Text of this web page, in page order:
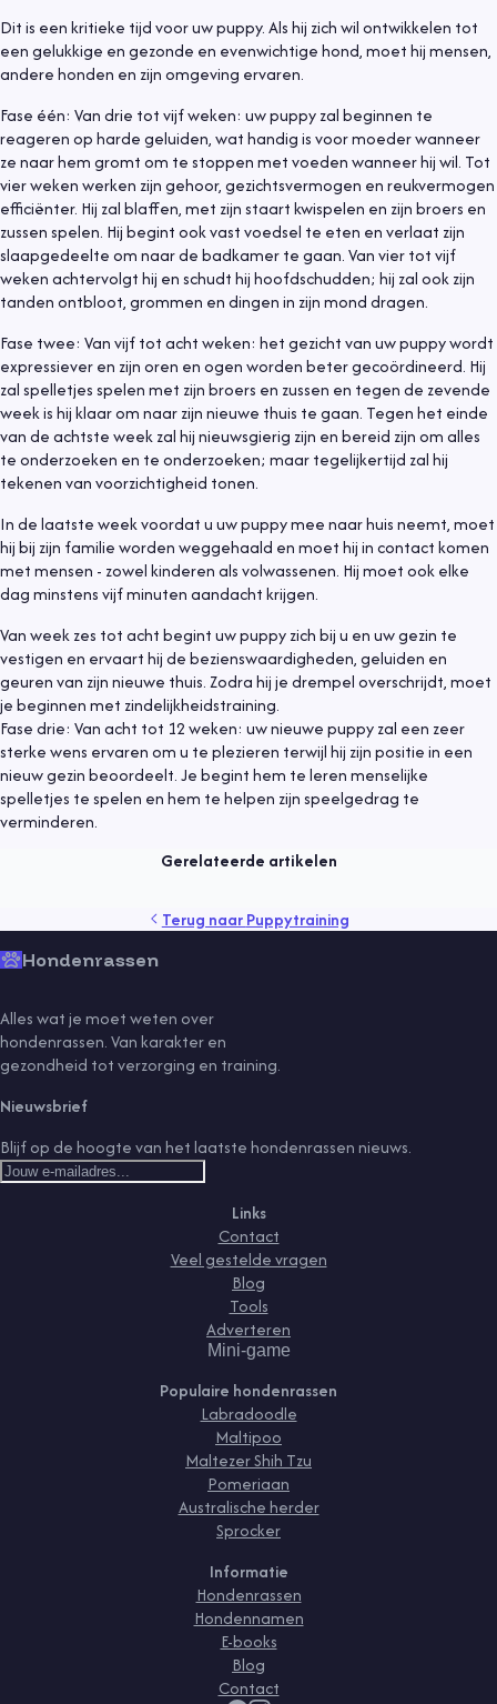
Dit is een kritieke tijd voor uw puppy. Als hij zich wil ontwikkelen tot
een gelukkige en gezonde en evenwichtige hond, moet hij mensen,
andere honden en zijn omgeving ervaren.
Fase één: Van drie tot vijf weken: uw puppy zal beginnen te
reageren op harde geluiden, wat handig is voor moeder wanneer
ze naar hem gromt om te stoppen met voeden wanneer hij wil. Tot
vier weken werken zijn gehoor, gezichtsvermogen en reukvermogen
efficiënter. Hij zal blaffen, met zijn staart kwispelen en zijn broers en
zussen spelen. Hij begint ook vast voedsel te eten en verlaat zijn
slaapgedeelte om naar de badkamer te gaan. Van vier tot vijf
weken achtervolgt hij en schudt hij hoofdschudden; hij zal ook zijn
tanden ontbloot, grommen en dingen in zijn mond dragen.
Fase twee: Van vijf tot acht weken: het gezicht van uw puppy wordt
expressiever en zijn oren en ogen worden beter gecoördineerd. Hij
zal spelletjes spelen met zijn broers en zussen en tegen de zevende
week is hij klaar om naar zijn nieuwe thuis te gaan. Tegen het einde
van de achtste week zal hij nieuwsgierig zijn en bereid zijn om alles
te onderzoeken en te onderzoeken; maar tegelijkertijd zal hij
tekenen van voorzichtigheid tonen.
In de laatste week voordat u uw puppy mee naar huis neemt, moet
hij bij zijn familie worden weggehaald en moet hij in contact komen
met mensen - zowel kinderen als volwassenen. Hij moet ook elke
dag minstens vijf minuten aandacht krijgen.
Van week zes tot acht begint uw puppy zich bij u en uw gezin te
vestigen en ervaart hij de bezienswaardigheden, geluiden en
geuren van zijn nieuwe thuis. Zodra hij je drempel overschrijdt, moet
je beginnen met zindelijkheidstraining.
Fase drie: Van acht tot 12 weken: uw nieuwe puppy zal een zeer
sterke wens ervaren om u te plezieren terwijl hij zijn positie in een
nieuw gezin beoordeelt. Je begint hem te leren menselijke
spelletjes te spelen en hem te helpen zijn speelgedrag te
verminderen.
Gerelateerde artikelen
Puppytraining 26 november 2023
Puppycursus: Alles over Gehoorzaamheidstraining
Terug naarPuppytraining
Hondenrassen
Alles wat je moet weten over
hondenrassen. Van karakter en
gezondheid tot verzorging en training.
Nieuwsbrief
Blijf op de hoogte van het laatste hondenrassen nieuws.
Links
Contact
Veel gestelde vragen
Blog
Tools
Adverteren
Mini-game
Populaire hondenrassen
Labradoodle
Maltipoo
Maltezer Shih Tzu
Pomeriaan
Australische herder
Sprocker
Informatie
Hondenrassen
Hondennamen
E-books
Blog
Contact